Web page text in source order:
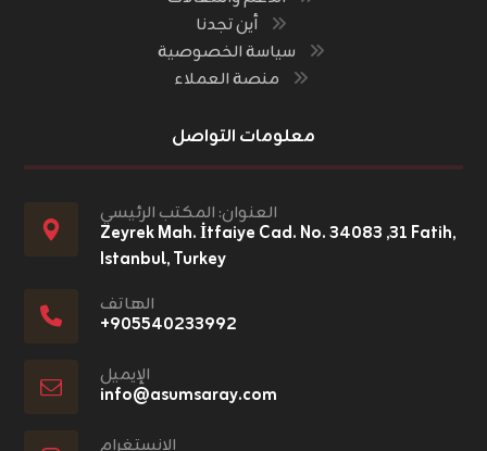
أين تجدنا
سياسة الخصوصية
منصة العملاء
معلومات التواصل
العنوان: المكتب الرئيسي
Zeyrek Mah. İtfaiye Cad. No. ٣١, ٣٤٠٨٣ Fatih,
Istanbul, Turkey
الهاتف
+٩٠٥٥٤٠٢٣٣٩٩٢
الإيميل
info@asumsaray.com